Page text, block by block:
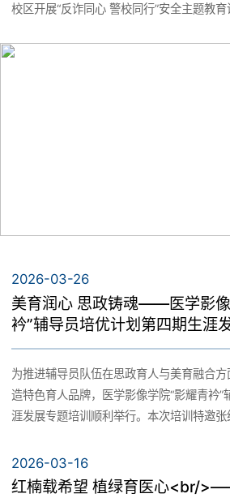
校区开展“反诈同心 警校同行”安全主题教
部长何小丹、医学影像学院党委副书记李华
2026-03-26
美育润心 思政铸魂——医学影
衿”辅导员培优计划第四期生涯
为推进辅导员队伍在思政育人与美育融合
造特色育人品牌，医学影像学院“影耀青衿”
涯发展专题培训顺利举行。本次培训特邀
2026-03-16
红楠载希望 植绿育医心<br/